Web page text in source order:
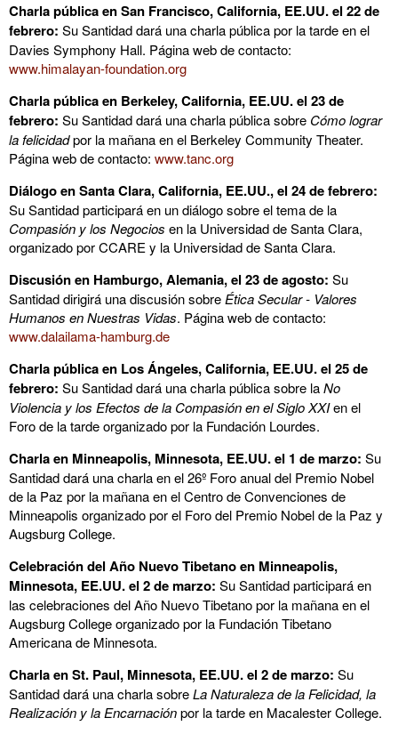
Charla pública en San Francisco, California, EE.UU. el 22 de
febrero: Su Santidad dará una charla pública por la tarde en el
Davies Symphony Hall. Página web de contacto:
www.himalayan-foundation.org
Charla pública en Berkeley, California, EE.UU. el 23 de
febrero: Su Santidad dará una charla pública sobre Cómo lograr
la felicidadpor la mañana en el Berkeley Community Theater.
Página web de contacto: www.tanc.org
Diálogo en Santa Clara, California, EE.UU., el 24 de febrero:
Su Santidad participará en un diálogo sobre el tema de la
Compasión y los Negocios en la Universidad de Santa Clara,
organizado por CCARE y la Universidad de Santa Clara.
Discusión en Hamburgo, Alemania, el 23 de agosto: Su
Santidad dirigirá una discusión sobre Ética Secular - Valores
Humanos en Nuestras Vidas. Página web de contacto:
www.dalailama-hamburg.de
Charla pública en Los Ángeles, California, EE.UU. el 25 de
febrero: Su Santidad dará una charla pública sobre laNo
Violencia y los Efectos de la Compasión en el Siglo XXIen el
Foro de la tarde organizado por la Fundación Lourdes.
Charla en Minneapolis, Minnesota, EE.UU. el 1 de marzo: Su
Santidad dará una charla en el 26º Foro anual del Premio Nobel
de la Paz por la mañana en el Centro de Convenciones de
Minneapolis organizado por el Foro del Premio Nobel de la Paz y
Augsburg College.
Celebración del Año Nuevo Tibetano en Minneapolis,
Minnesota, EE.UU. el 2 de marzo: Su Santidad participará en
las celebraciones del Año Nuevo Tibetano por la mañana en el
Augsburg College organizado por la Fundación Tibetano
Americana de Minnesota.
Charla en St. Paul, Minnesota, EE.UU. el 2 de marzo: Su
Santidad dará una charla sobreLa Naturaleza de la Felicidad, la
Realización y la Encarnaciónpor la tarde en Macalester College.